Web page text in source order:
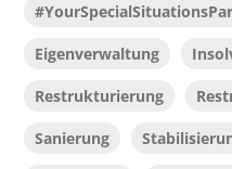
Eigenverwaltung
Restrukturierung
Sanierung